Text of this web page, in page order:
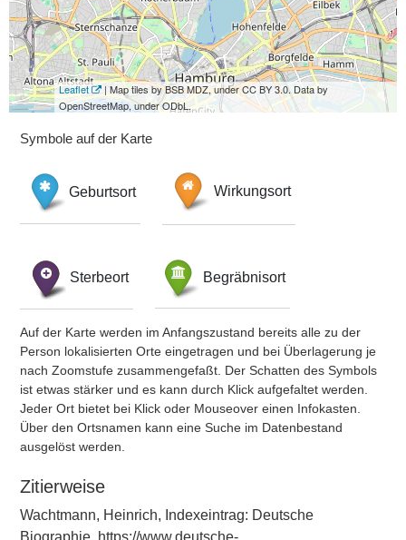
Leaflet
| Map tiles by BSB MDZ, under CC BY 3.0. Data by
OpenStreetMap, under ODbL.
Symbole auf der Karte
Geburtsort Wirkungsort
Sterbeort Begräbnisort
Auf der Karte werden im Anfangszustand bereits alle zu der
Person lokalisierten Orte eingetragen und bei Überlagerung je
nach Zoomstufe zusammengefaßt. Der Schatten des Symbols
ist etwas stärker und es kann durch Klick aufgefaltet werden.
Jeder Ort bietet bei Klick oder Mouseover einen Infokasten.
Über den Ortsnamen kann eine Suche im Datenbestand
ausgelöst werden.
Zitierweise
Wachtmann, Heinrich, Indexeintrag: Deutsche
Biographie, https://www.deutsche-